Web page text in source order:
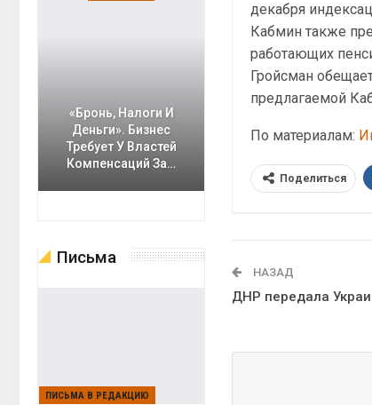
декабря
Кабмин также
работающих
Гройсман
предлагаемой
По материалам:
Поделиться
НАЗАД
ДНР передала
«Бронь, Налоги И
Деньги». Бизнес
Требует У Властей
Компенсаций За…
Письма
ПИСЬМА В РЕДАКЦИЮ